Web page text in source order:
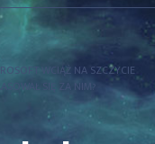
WCIĄŻ NA SZCZYCIE
SIĘ ZA NIM?